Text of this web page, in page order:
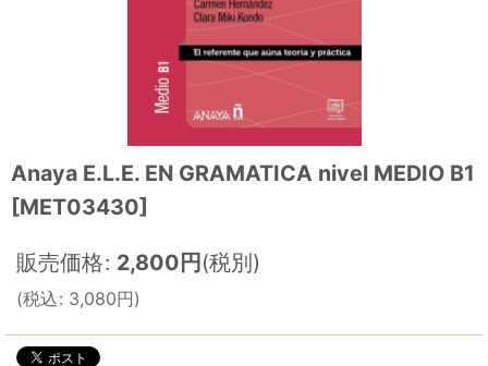
Anaya E.L.E. EN GRAMATICA nivel MEDIO B1
[MET03430]
販売価格: 2,800 円 (税別)
(税込: 3,080円)